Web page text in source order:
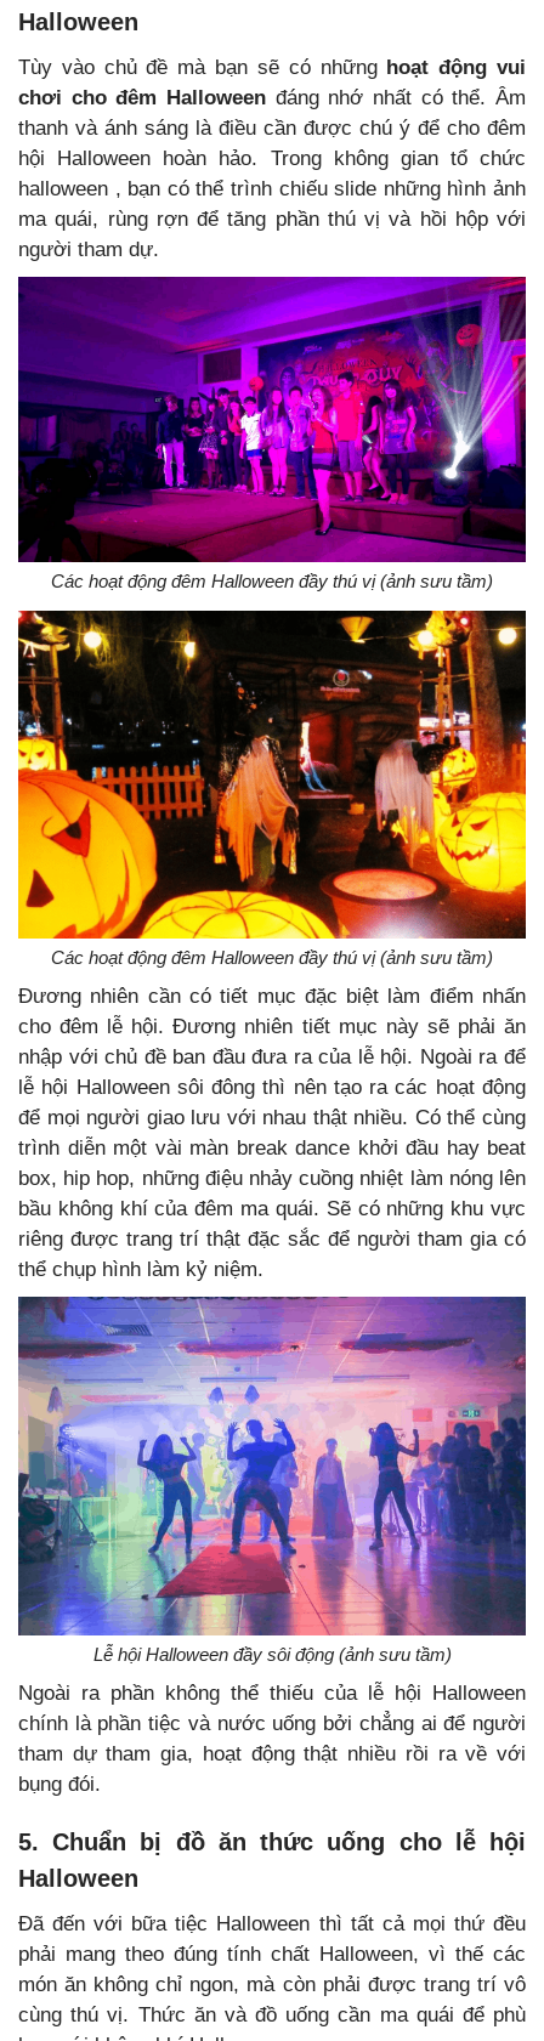
Halloween
Tùy vào chủ đề mà bạn sẽ có những hoạt động vui
chơi cho đêm Halloween đáng nhớ nhất có thể. Âm
thanh và ánh sáng là điều cần được chú ý để cho đêm
hội Halloween hoàn hảo. Trong không gian tổ chức
halloween , bạn có thể trình chiếu slide những hình ảnh
ma quái, rùng rợn để tăng phần thú vị và hồi hộp với
người tham dự.
Các hoạt động đêm Halloween đầy thú vị (ảnh sưu tầm)
Các hoạt động đêm Halloween đầy thú vị (ảnh sưu tầm)
Đương nhiên cần có tiết mục đặc biệt làm điểm nhấn
cho đêm lễ hội. Đương nhiên tiết mục này sẽ phải ăn
nhập với chủ đề ban đầu đưa ra của lễ hội. Ngoài ra để
lễ hội Halloween sôi đông thì nên tạo ra các hoạt động
để mọi người giao lưu với nhau thật nhiều. Có thể cùng
trình diễn một vài màn break dance khởi đầu hay beat
box, hip hop, những điệu nhảy cuồng nhiệt làm nóng lên
bầu không khí của đêm ma quái. Sẽ có những khu vực
riêng được trang trí thật đặc sắc để người tham gia có
thể chụp hình làm kỷ niệm.
Lễ hội Halloween đầy sôi động (ảnh sưu tầm)
Ngoài ra phần không thể thiếu của lễ hội Halloween
chính là phần tiệc và nước uống bởi chẳng ai để người
tham dự tham gia, hoạt động thật nhiều rồi ra về với
bụng đói.
5. Chuẩn bị đồ ăn thức uống cho lễ hội
Halloween
Đã đến với bữa tiệc Halloween thì tất cả mọi thứ đều
phải mang theo đúng tính chất Halloween, vì thế các
món ăn không chỉ ngon, mà còn phải được trang trí vô
cùng thú vị. Thức ăn và đồ uống cần ma quái để phù